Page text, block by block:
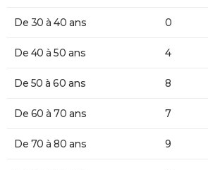
De 30 à 40 ans 0
De 40 à 50 ans 4
De 50 à 60 ans 8
De 60 à 70 ans 7
De 70 à 80 ans 9